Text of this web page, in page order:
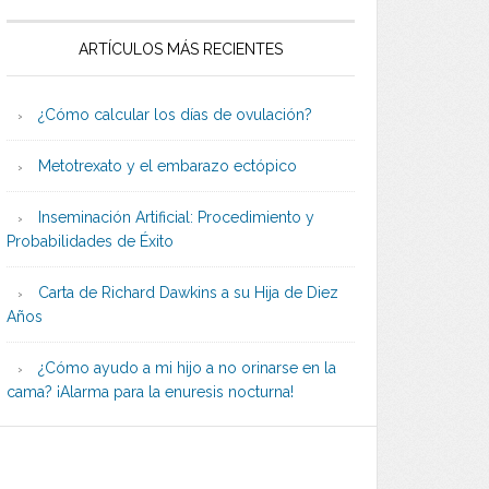
ARTÍCULOS MÁS RECIENTES
¿Cómo calcular los días de ovulación?
Metotrexato y el embarazo ectópico
Inseminación Artificial: Procedimiento y
Probabilidades de Éxito
Carta de Richard Dawkins a su Hija de Diez
Años
¿Cómo ayudo a mi hijo a no orinarse en la
cama? ¡Alarma para la enuresis nocturna!